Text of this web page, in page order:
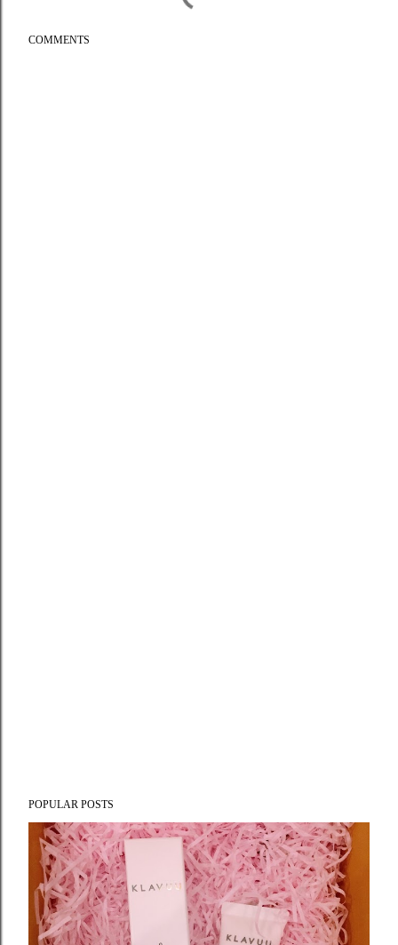
COMMENTS
POPULAR POSTS